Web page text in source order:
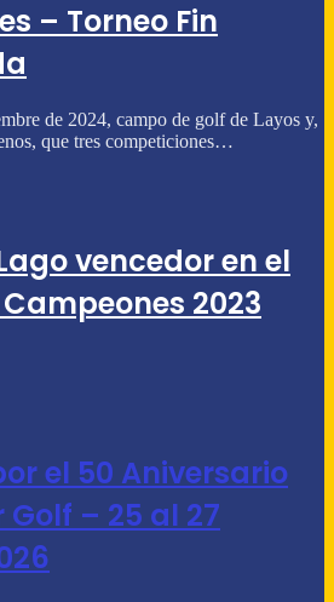
– Torneo Fin
de 2024, campo de golf de Layos y,
que tres competiciones…
vencedor en el
2023
el 50 Aniversario
– 25 al 27